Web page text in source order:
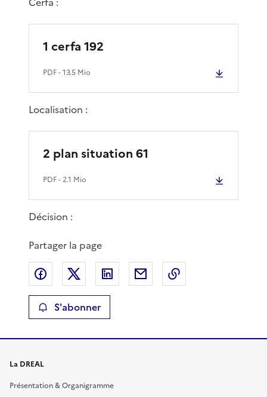
1 cerfa 192
PDF- 13.5 Mio
Localisation :
2 plan situation 61
PDF- 2.1 Mio
Décision :
Partager la page
Partager sur Facebook
Partager sur XPartager sur LinkedIn
Partager par email
S'abonner
La DREAL
Présentation & Organigramme